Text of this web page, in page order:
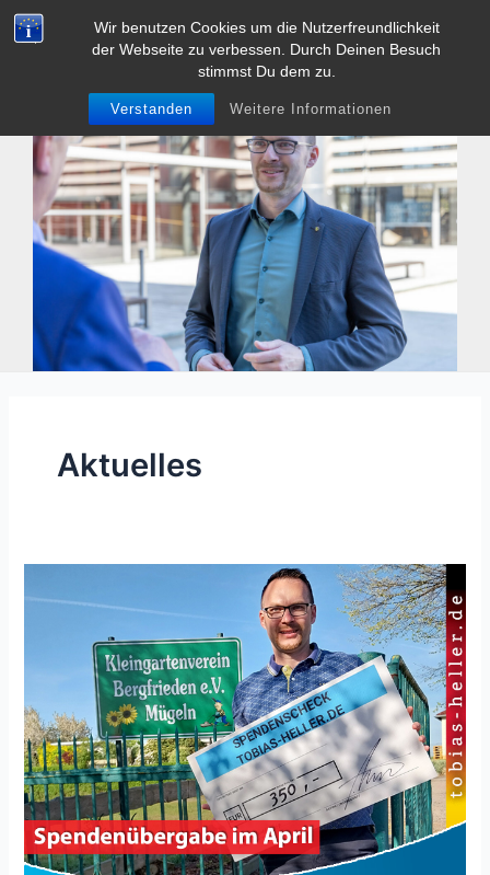
Wir benutzen Cookies um die Nutzerfreundlichkeit
der Webseite zu verbessen. Durch Deinen Besuch
stimmst Du dem zu.
Verstanden Weitere Informationen
Zum
Inhalt
Tobias Heller
Main
Aktuelles